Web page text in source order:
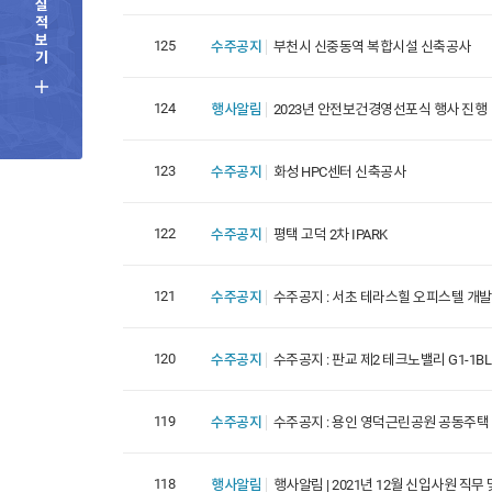
실
적
보
기
125 수주공지 부천시 신중동역 복합시설 신축공사
124 행사알림 2023년 안전보건경영선포식 행사 진행
123 수주공지 화성 HPC센터 신축공사
122 수주공지 평택 고덕 2차 IPARK
121 수주공지 수주공지 : 서초 테라스힐 오피스텔 개
120 수주공지 수주공지 : 판교 제2 테크노밸리 G1-
119 수주공지 수주공지 : 용인 영덕근린공원 공동주택
118 행사알림 행사알림 | 2021년 12월 신입사원 직무